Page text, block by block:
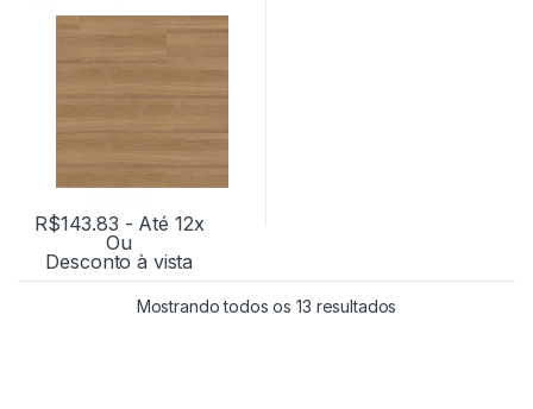
R$143.83 - Até 12x
Ou
Desconto à vista
Mostrando todos os 13 resultados